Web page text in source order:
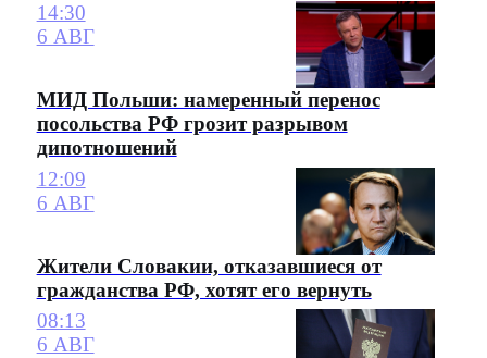
14:30
6 АВГ
МИД Польши: намеренный перенос
посольства РФ грозит разрывом
дипотношений
12:09
6 АВГ
Жители Словакии, отказавшиеся от
гражданства РФ, хотят его вернуть
08:13
6 АВГ